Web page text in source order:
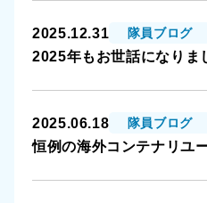
2025.12.31 隊員ブログ
2025年もお世話になりま
2025.06.18 隊員ブログ
恒例の海外コンテナリユ